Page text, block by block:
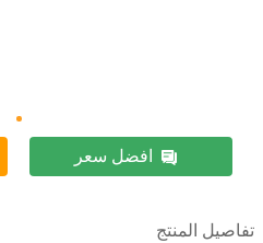
افضل سعر
تفاصيل المنتج